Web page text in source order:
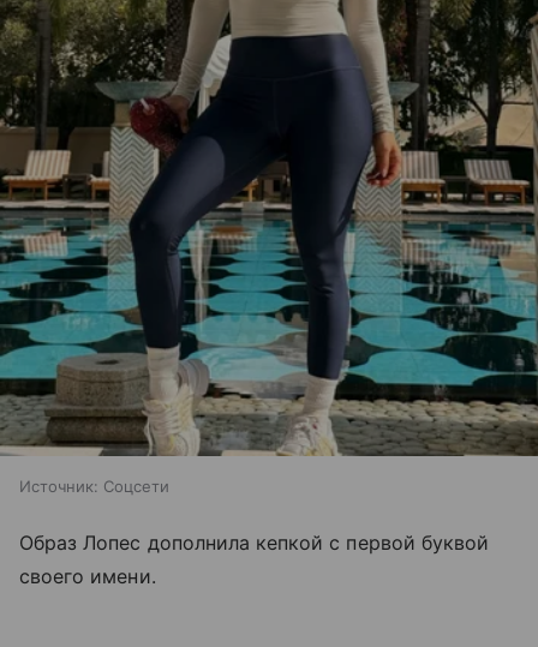
Источник: Соцсети
Образ Лопес дополнила кепкой с первой буквой
своего имени.